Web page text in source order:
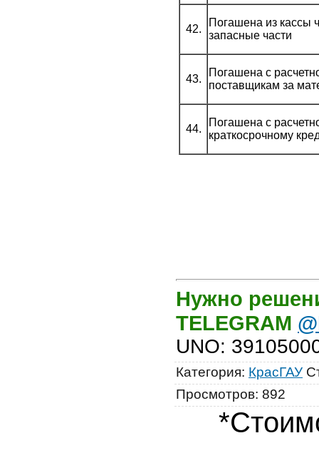
42.
Погашена из кассы
запасные части
43.
Погашена с
поставщикам за
44.
Погашена с
краткосрочному
Нужно
TELEGRAM
UNO:
Категория: КрасГАУ
Просмотров: 892